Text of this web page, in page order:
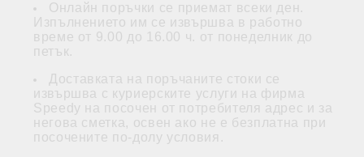
Онлайн поръчки се приемат всеки ден.
Изпълнението им се извършва в работно
време от 9.00 до 16.00 ч. от понеделник до
петък.
Доставката на поръчаните стоки се
извършва с куриерските услуги на фирма
Speedy на посочен от потребителя адрес и за
негова сметка, освен ако не е безплатна при
посочените по-долу условия.